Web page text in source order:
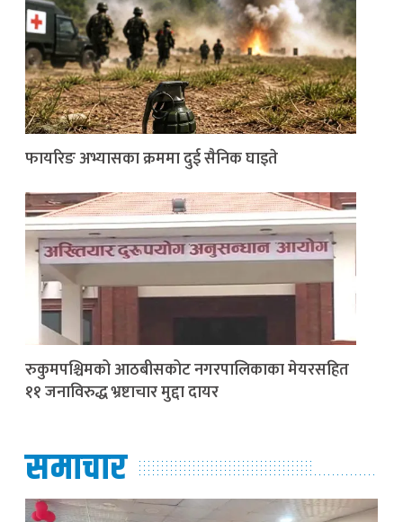
फायरिङ अभ्यासका क्रममा दुई सैनिक घाइते
रुकुमपश्चिमको आठबीसकोट नगरपालिकाका मेयरसहित
११ जनाविरुद्ध भ्रष्टाचार मुद्दा दायर
समाचार